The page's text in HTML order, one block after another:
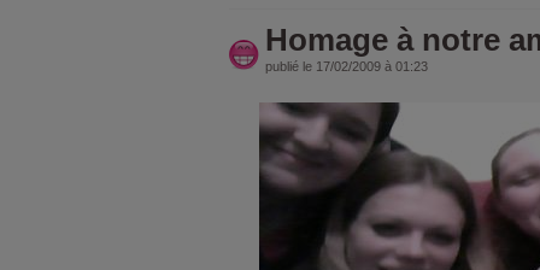
Homage à notre
publié le 17/02/2009 à 01:23